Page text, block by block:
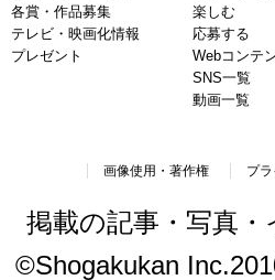
各賞・作品募集
テレビ・映画化情報
プレゼント
楽しむ
応募する
Webコンテ
SNS一覧
動画一覧
画像使用・著作権 プ
掲載の記事・写真
©Shogakukan